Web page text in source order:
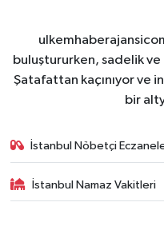
buluştururken, sadelik
Şatafattan kaçınıyor ve
bir
İstanbul Nöbetçi
İstanbul Namaz Vakitleri